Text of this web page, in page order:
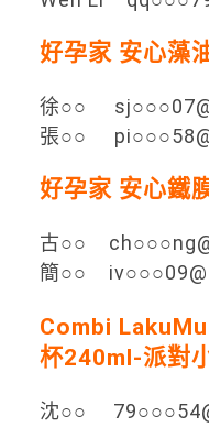
好孕家 安心藻
徐○○
張○○
好孕家 安心鐵
古○○
簡○○
Combi
杯240ml-派對
沈○○